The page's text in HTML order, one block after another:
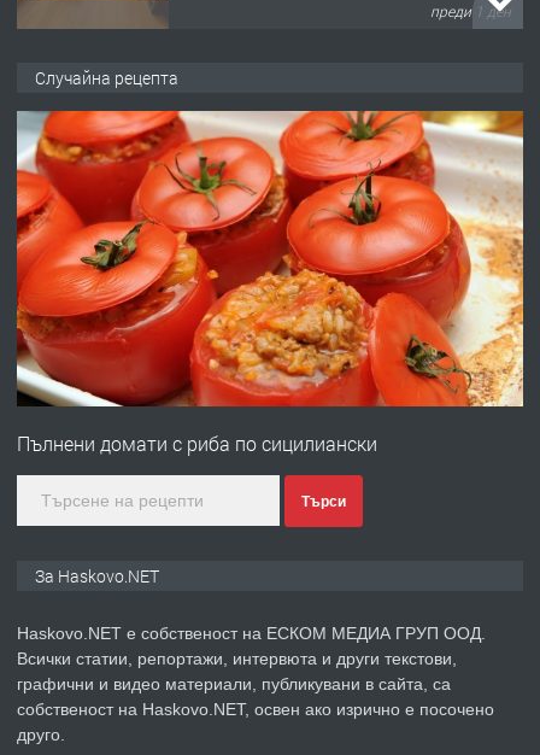
преди 1 ден
АПАРТАМЕНТ В ЦЕНТЪРА НА ГР.
ХАСКОВО
преди 2 дни
ПРЕДЛАГА Давам гараж под наем
преди 2 дни
ПРЕДЛАГА
№4120 Магазин/Офис под наем в кв.
градската градина!
преди 3 дни
ПРЕДЛАГА
Продавам парцел в гр. Хасково кв.
Случайна рецепта
Пълнени домати с риба по сицилиански
Търси
За Haskovo.NET
Haskovo.NET е собственост на ЕСКОМ МЕДИА ГРУП ООД.
Всички статии, репортажи, интервюта и други текстови,
графични и видео материали, публикувани в сайта, са
собственост на Haskovo.NET, освен ако изрично е посочено
друго.